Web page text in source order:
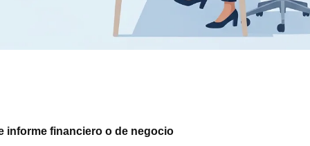
informe financiero o de negocio